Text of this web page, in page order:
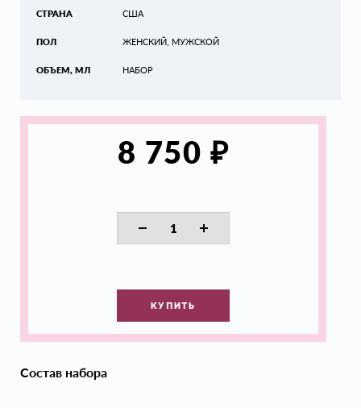
СТРАНА
ПОЛ
ОБЪЕМ, МЛ
США
ЖЕНСКИЙ, МУЖСКОЙ
НАБОР
8 750 ₽
КУПИТЬ
Состав набора